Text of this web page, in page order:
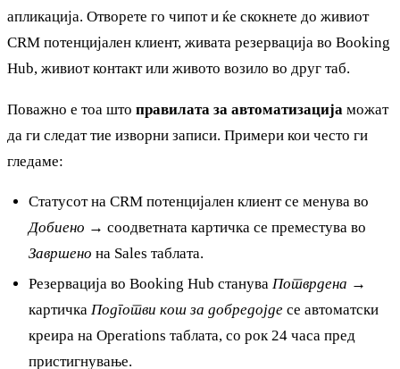
апликација. Отворете го чипот и ќе скокнете до живиот
CRM потенцијален клиент, живата резервација во Booking
Hub, живиот контакт или живото возило во друг таб.
Поважно е тоа што правилата за автоматизација можат
да ги следат тие изворни записи. Примери кои често ги
гледаме:
Статусот на CRM потенцијален клиент се менува во
Добиено → соодветната картичка се преместува во
Завршено на Sales таблата.
Резервација во Booking Hub станува Потврдена →
картичка Подготви кош за добредојде се автоматски
креира на Operations таблата, со рок 24 часа пред
пристигнување.